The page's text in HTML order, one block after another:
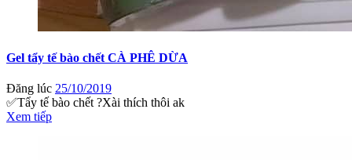
Gel tẩy tế bào chết CÀ PHÊ DỪA
Đăng lúc 25/10/2019
✅Tẩy tế bào chết ?Xài thích thôi ak
Xem tiếp